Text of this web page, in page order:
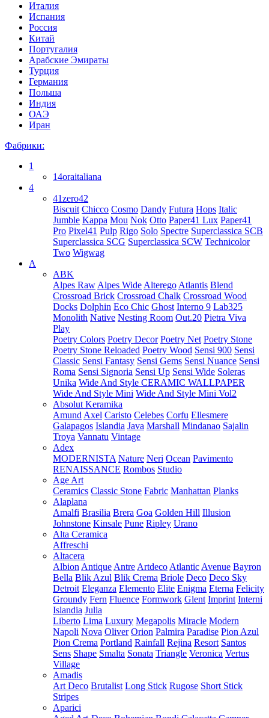
Италия
Испания
Россия
Китай
Португалия
Арабские Эмираты
Турция
Германия
Польша
Индия
ОАЭ
Иран
Фабрики:
1
14oraitaliana
4
41zero42
Biscuit Chicco Cosmo Dandy Futura Hops Italic
Jumble Kappa Mou Nok Otto Paper41 Lux Paper41
Pro Pixel41 Pulp Rigo Solo Spectre Superclassica SCB
Superclassica SCG Superclassica SCW Technicolor
Two Wigwag
A
ABK
Alpes Raw Alpes Wide Alterego Atlantis Blend
Crossroad Brick Crossroad Chalk Crossroad Wood
Docks Dolphin Eco Chic Ghost Interno 9 Lab325
Monolith Native Nesting Room Out.20 Pietra Viva
Play
Poetry Colors Poetry Decor Poetry Net Poetry Stone
Poetry Stone Reloaded Poetry Wood Sensi 900 Sensi
Classic Sensi Fantasy Sensi Gems Sensi Nuance Sensi
Roma Sensi Signoria Sensi Up Sensi Wide Soleras
Unika Wide And Style CERAMIC WALLPAPER
Wide And Style Mini Wide And Style Mini Vol2
Absolut Keramika
Amund Axel Caristo Celebes Corfu Ellesmere
Galapagos Islandia Java Marshall Mindanao Sajalin
Troya Vannatu Vintage
Adex
MODERNISTA Nature Neri Ocean Pavimento
RENAISSANCE Rombos Studio
Age Art
Ceramics Classic Stone Fabric Manhattan Planks
Alaplana
Amalfi Brasilia Brera Goa Golden Hill Illusion
Johnstone Kinsale Pune Ripley Urano
Alta Ceramica
Affreschi
Altacera
Albion Antique Antre Artdeco Atlantic Avenue Bayron
Bella Blik Azul Blik Crema Briole Deco Deco Sky
Detroit Eleganza Elemento Elite Enigma Eterna Felicity
Groundy Fern Fluence Formwork Glent Imprint Interni
Islandia Julia
Liberto Lima Luxury Megapolis Miracle Modern
Napoli Nova Oliver Orion Palmira Paradise Pion Azul
Pion Crema Portland Rainfall Rejina Resort Santos
Sens Shape Smalta Sonata Triangle Veronica Vertus
Village
Amadis
Art Deco Brutalist Long Stick Rugose Short Stick
Stripes
Aparici